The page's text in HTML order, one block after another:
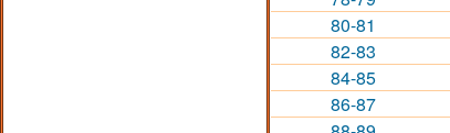
80-81
82-83
84-85
86-87